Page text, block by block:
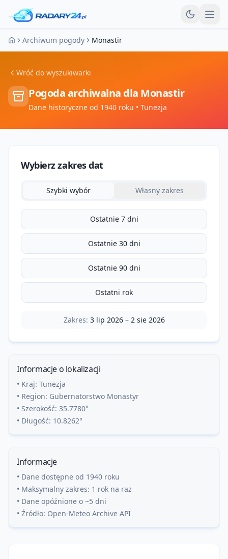
Strona główna
Archiwum pogody Monastir
Wróć do wyszukiwarki
Pogoda archiwalna dla Monastir
Dane historyczne od 1940 roku • Tunezja
Wybierz zakres dat
Szybki wybór Własny zakres
Ostatnie 7 dni
Ostatnie 30 dni
Ostatnie 90 dni
Ostatni rok
Zakres: 3 lip 2026– 2 sie 2026
Informacje o lokalizacji
• Kraj: Tunezja
• Region: Gubernatorstwo Monastyr
• Szerokość: 35.7780°
• Długość: 10.8262°
Informacje
• Dane dostępne od 1940 roku
• Maksymalny zakres: 1 rok na raz
• Dane opóźnione o ~5 dni
• Źródło: Open-Meteo Archive API